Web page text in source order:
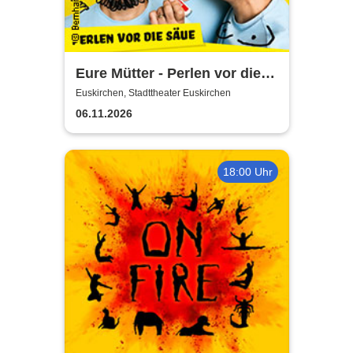
Eure Mütter - Perlen vor die
Säue - Das Best Of zum
Jubiläum
Euskirchen, Stadttheater Euskirchen
06.11.2026
18:00 Uhr